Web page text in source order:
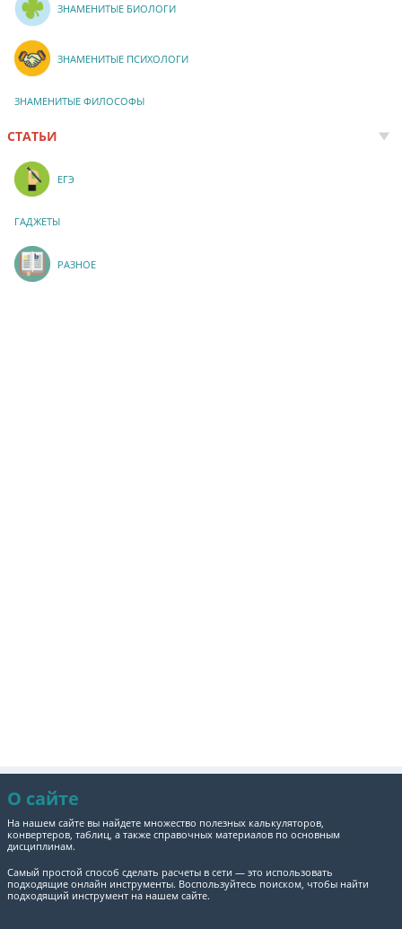
ЗНАМЕНИТЫЕ БИОЛОГИ
ЗНАМЕНИТЫЕ ПСИХОЛОГИ
ЗНАМЕНИТЫЕ ФИЛОСОФЫ
СТАТЬИ
ЕГЭ
ГАДЖЕТЫ
РАЗНОЕ
О сайте
На нашем сайте вы найдете множество полезных калькуляторов,
конвертеров, таблиц, а также справочных материалов по основным
дисциплинам.
Самый простой способ сделать расчеты в сети — это использовать
подходящие онлайн инструменты. Воспользуйтесь поиском, чтобы найти
подходящий инструмент на нашем сайте.